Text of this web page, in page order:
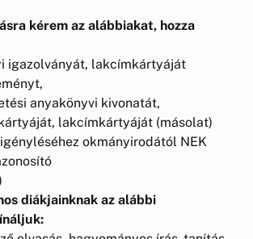
kérem az alábbiakat, hozza
igazolványát, lakcímkártyáját
anyakönyvi kivonatát,
lakcímkártyáját (másolat)
okmányirodától NEK
diákjainknak az alábbi